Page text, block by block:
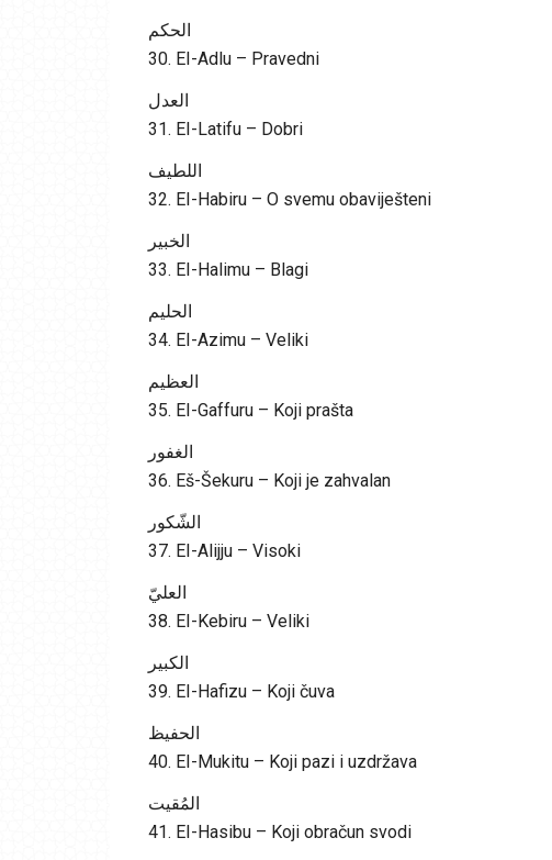
الحكم
30. EI-Adlu – Pravedni
العدل
31. EI-Latifu – Dobri
اللطيف
32. EI-Habiru – O svemu obaviješteni
الخبير
33. EI-Halimu – Blagi
الحليم
34. EI-Azimu – Veliki
العظيم
35. EI-Gaffuru – Koji prašta
الغفور
36. Eš-Šekuru – Koji je zahvalan
الشّكور
37. EI-Alijju – Visoki
العليّ
38. EI-Kebiru – Veliki
الكبير
39. EI-Hafizu – Koji čuva
الحفيظ
40. EI-Mukitu – Koji pazi i uzdržava
المُقيت
41. EI-Hasibu – Koji obračun svodi